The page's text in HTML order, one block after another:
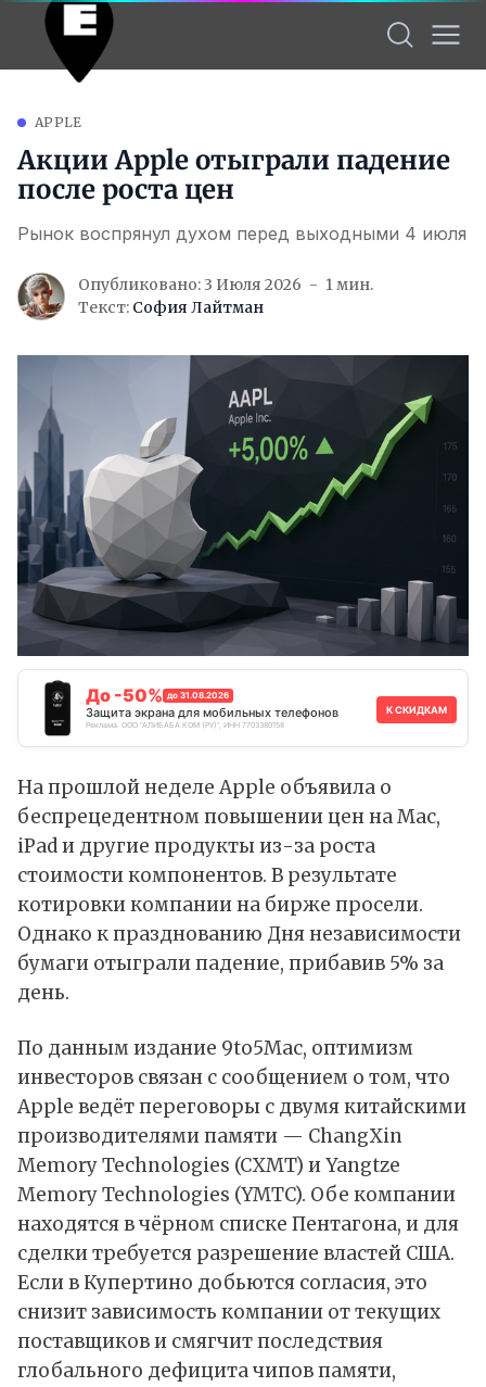
APPLE
Акции Apple отыграли падение
после роста цен
Рынок воспрянул духом перед выходными 4 июля
Опубликовано: 3 Июля 2026
1 мин.
Текст: София Лайтман
До -50% до 31.08.2026
Защита экрана для мобильных телефонов
Реклама. ООО "АЛИБАБА.КОМ (РУ)", ИНН 7703380158
К СКИДКАМ
На прошлой неделе Apple объявила о
беспрецедентном повышении цен на Mac,
iPad и другие продукты из-за роста
стоимости компонентов. В результате
котировки компании на бирже просели.
Однако к празднованию Дня независимости
бумаги отыграли падение, прибавив 5% за
день.
По даннымиздание 9to5Mac, оптимизм
инвесторов связан с сообщением о том, что
Apple ведёт переговоры с двумя китайскими
производителями памяти — ChangXin
Memory Technologies (CXMT) и Yangtze
Memory Technologies (YMTC). Обе компании
находятся в чёрном списке Пентагона, и для
сделки требуется разрешение властей США.
Если в Купертино добьются согласия, это
снизит зависимость компании от текущих
поставщиков и смягчит последствия
глобального дефицита чипов памяти,